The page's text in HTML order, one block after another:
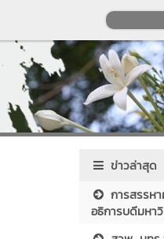
ข่าวล่าสุด
การสรรห
อธิการบดีมหา